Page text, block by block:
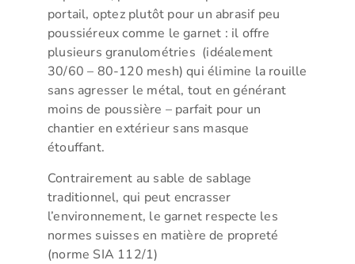
portail, optez plutôt pour un abrasif peu
poussiéreux comme le garnet : il offre
plusieurs granulométries (idéalement
30/60 – 80-120 mesh) qui élimine la rouille
sans agresser le métal, tout en générant
moins de poussière – parfait pour un
chantier en extérieur sans masque
étouffant.
Contrairement au sable de sablage
traditionnel, qui peut encrasser
l’environnement, le garnet respecte les
normes suisses en matière de propreté
(norme SIA 112/1)